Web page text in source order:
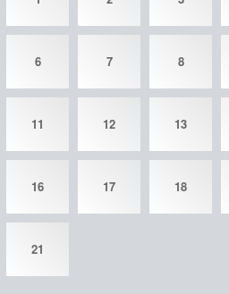
6 7 8
11 12 13
16 17 18
21